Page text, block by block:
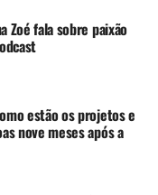
Zoé fala sobre paixão
estão os projetos e
nove meses após a